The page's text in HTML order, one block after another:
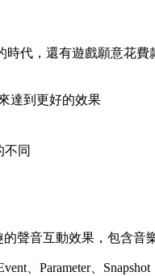
時代，還有遊戲願意花
達到更好的效果
不同
聲音互動效果，包含音
、Parameter、Snapshot